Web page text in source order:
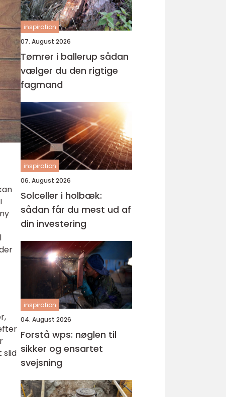
slid
inspiration
07. August 2026
Tømrer i ballerup sådan
vælger du den rigtige
fagmand
inspiration
06. August 2026
Solceller i holbæk:
sådan får du mest ud af
din investering
inspiration
04. August 2026
Forstå wps: nøglen til
sikker og ensartet
svejsning